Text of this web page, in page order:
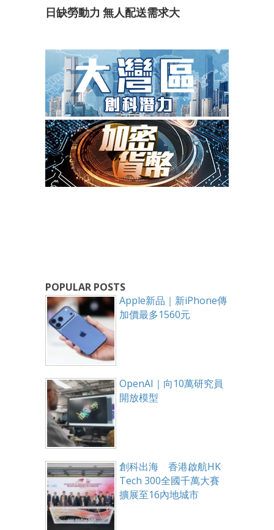
日缺勞動力 無人配送需求大
POPULAR POSTS
Apple新品｜新iPhone傳
加價最多1560元
OpenAI｜向10萬研究員
開放模型
創科出海 香港啟航HK
Tech 300全國千萬大賽
擴展至16內地城市